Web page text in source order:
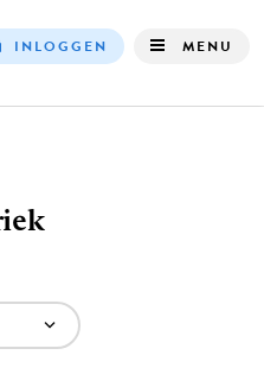
INLOGGEN MENU